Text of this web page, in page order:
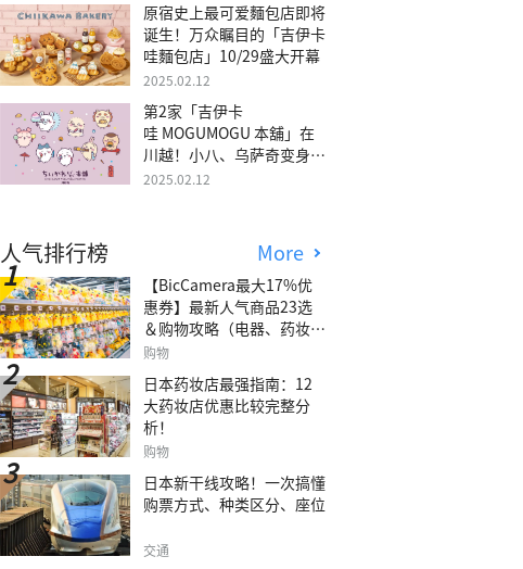
原宿史上最可爱麵包店即将
诞生！万众瞩目的「吉伊卡
哇麵包店」10/29盛大开幕
2025.02.12
第2家「吉伊卡
哇 MOGUMOGU 本舖」在
川越！小八、乌萨奇变身可
爱地瓜！
2025.02.12
人气排行榜 More
【BicCamera最大17%优
惠券】最新人气商品23选
＆购物攻略（电器、药妆、
玩具等）
购物
日本药妆店最强指南：12
大药妆店优惠比较完整分
析！
购物
日本新干线攻略！一次搞懂
购票方式、种类区分、座位
交通